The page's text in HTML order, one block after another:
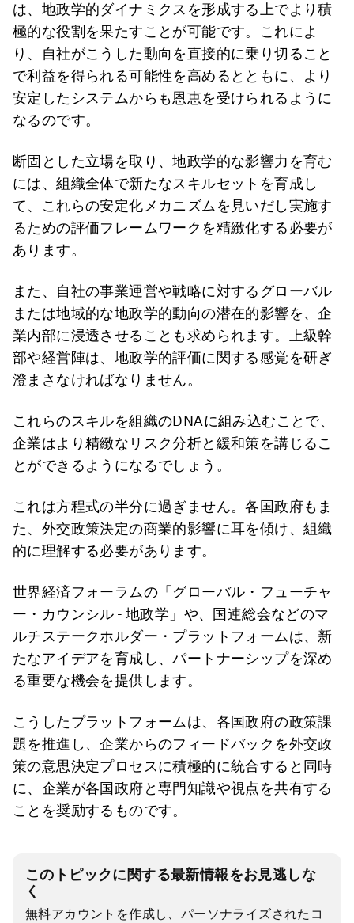
は、地政学的ダイナミクスを形成する上でより積
極的な役割を果たすことが可能です。これによ
り、自社がこうした動向を直接的に乗り切ること
で利益を得られる可能性を高めるとともに、より
安定したシステムからも恩恵を受けられるように
なるのです。
断固とした立場を取り、地政学的な影響力を育む
には、組織全体で新たなスキルセットを育成し
て、これらの安定化メカニズムを見いだし実施す
るための評価フレームワークを精緻化する必要が
あります。
また、自社の事業運営や戦略に対するグローバル
または地域的な地政学的動向の潜在的影響を、企
業内部に浸透させることも求められます。上級幹
部や経営陣は、地政学的評価に関する感覚を研ぎ
澄まさなければなりません。
これらのスキルを組織のDNAに組み込むことで、
企業はより精緻なリスク分析と緩和策を講じるこ
とができるようになるでしょう。
これは方程式の半分に過ぎません。各国政府もま
た、外交政策決定の商業的影響に耳を傾け、組織
的に理解する必要があります。
世界経済フォーラムの「グローバル・フューチャ
ー・カウンシル - 地政学」や、国連総会などのマ
ルチステークホルダー・プラットフォームは、新
たなアイデアを育成し、パートナーシップを深め
る重要な機会を提供します。
こうしたプラットフォームは、各国政府の政策課
題を推進し、企業からのフィードバックを外交政
策の意思決定プロセスに積極的に統合すると同時
に、企業が各国政府と専門知識や視点を共有する
ことを奨励するものです。
このトピックに関する最新情報をお見逃しな
く
無料アカウントを作成し、パーソナライズされたコ